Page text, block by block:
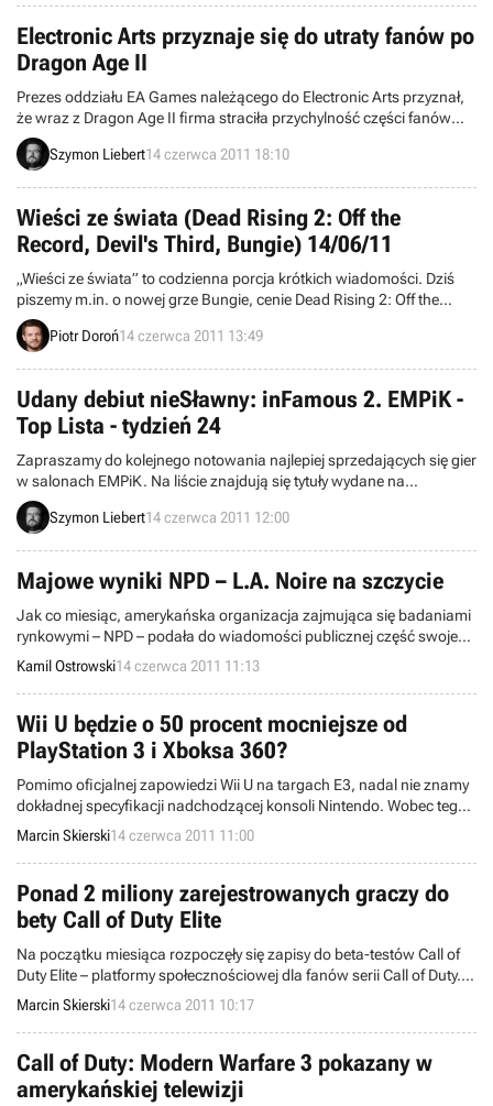
Electronic Arts przyznaje się do utraty fanów po
Dragon Age II
Prezes oddziału EA Games należącego do Electronic Arts przyznał,
że wraz z Dragon Age II firma straciła przychylność części fanów
serii. Miłośnicy udanego pierwowzoru krytykowali zmiany, na jakie
zdecydowali się twórcy z BioWare. Wydawca przekonuje jednak, że
Szymon Liebert14 czerwca 2011 18:10
Wieści ze świata (Dead Rising 2: Off the
Record, Devil's Third, Bungie) 14/06/11
„Wieści ze świata” to codzienna porcja krótkich wiadomości. Dziś
piszemy m.in. o nowej grze Bungie, cenie Dead Rising 2: Off the
Record, filmie podsumowującym ubiegły rok branży gier, a także
terminie premiery nowej gry twórcy Ninja Gaiden. Zapraszamy do
Piotr Doroń14 czerwca 2011 13:49
Udany debiut nieSławny: inFamous 2. EMPiK -
Top Lista - tydzień 24
Zapraszamy do kolejnego notowania najlepiej sprzedających się gier
w salonach EMPiK. Na liście znajdują się tytuły wydane na
komputery osobiste oraz konsole PSP, PS3 i Xbox 360. Dane
pochodzą z okresu pomiędzy 6 a 13 czerwca i zostały zebrane w
Szymon Liebert14 czerwca 2011 12:00
Majowe wyniki NPD – L.A. Noire na szczycie
Jak co miesiąc, amerykańska organizacja zajmująca się badaniami
rynkowymi – NPD – podała do wiadomości publicznej część swojego
raportu dotyczącego rynku gier wideo na terenie USA. Największą
sprzedaż odnotowała produkcja Team Bondi – L.A. Noire, natomiast
wśród konsol tryumfy święci Xbox 360.
Kamil Ostrowski14 czerwca 2011 11:13
Wii U będzie o 50 procent mocniejsze od
PlayStation 3 i Xboksa 360?
Pomimo oficjalnej zapowiedzi Wii U na targach E3, nadal nie znamy
dokładnej specyfikacji nadchodzącej konsoli Nintendo. Wobec tego
musimy posiłkować się m.in. ogólnikowymi wypowiedziami
deweloperów, którzy określają nową platformę jako sprzęt
mocniejszy od PlayStation 3 i Xboksa 360.
Marcin Skierski14 czerwca 2011 11:00
Ponad 2 miliony zarejestrowanych graczy do
bety Call of Duty Elite
Na początku miesiąca rozpoczęły się zapisy do beta-testów Call of
Duty Elite – platformy społecznościowej dla fanów serii Call of Duty.
Przedsięwzięcie cieszy się bardzo dużym zainteresowaniem, bo do
wzięcia w nim udziału zgłosiło się dwa miliony chętnych.
Marcin Skierski14 czerwca 2011 10:17
Call of Duty: Modern Warfare 3 pokazany w
amerykańskiej telewizji